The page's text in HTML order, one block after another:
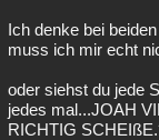
Ich denke bei
muss ich mir echt
oder siehst du jede
jedes mal...JOAH
RICHTIG